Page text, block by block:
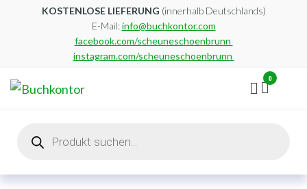
KOSTENLOSE LIEFERUNG (innerhalb Deutschlands)
E-Mail:info@buchkontor.com
facebook.com/scheuneschoenbrunn
instagram.com/scheuneschoenbrunn
0
search